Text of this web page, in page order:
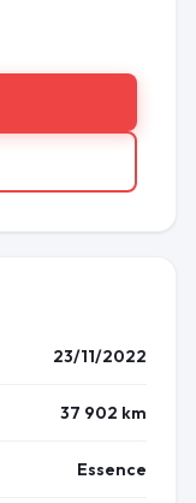
23/11/2022
37 902 km
Essence